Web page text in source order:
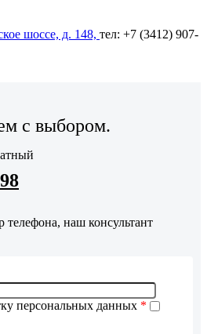
шоссе, д. 148, тел: +7 (3412) 907-
с выбором.
телефона, наш консультант
персональных данных *